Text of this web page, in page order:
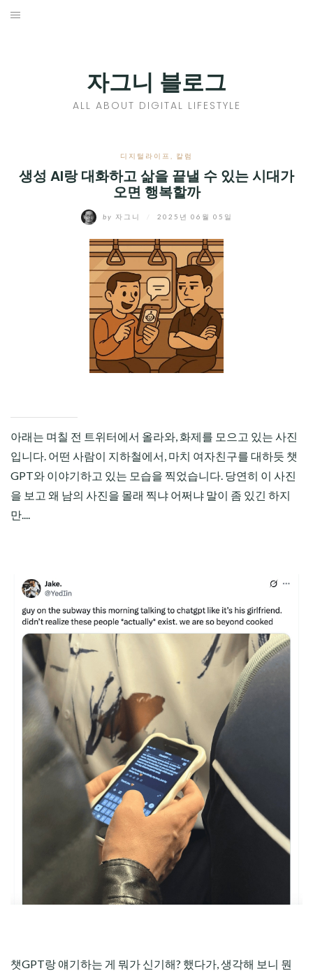
Skip
자그니 블로그
ALL ABOUT DIGITAL LIFESTYLE
디지털라이프 칼럼
생성 AI랑 대화하고 삶을 끝낼 수 있는 시대가
오면 행복할까
by 자그니 2025년 06월 05일
아래는 며칠 전 트위터에서 올라와, 화제를 모으고 있는 사진
입니다. 어떤 사람이 지하철에서, 마치 여자친구를 대하듯 챗
GPT와 이야기하고 있는 모습을 찍었습니다. 당연히 이 사진
을 보고 왜 남의 사진을 몰래 찍냐 어쩌냐 말이 좀 있긴 하지
만....
챗GPT랑 얘기하는 게 뭐가 신기해? 했다가, 생각해 보니 뭔
CHILD
MENU
디지털트렌드
EXPAND
CHILD
MENU
EXPAND
CHILD
MENU
EXPAND
CHILD
MENU